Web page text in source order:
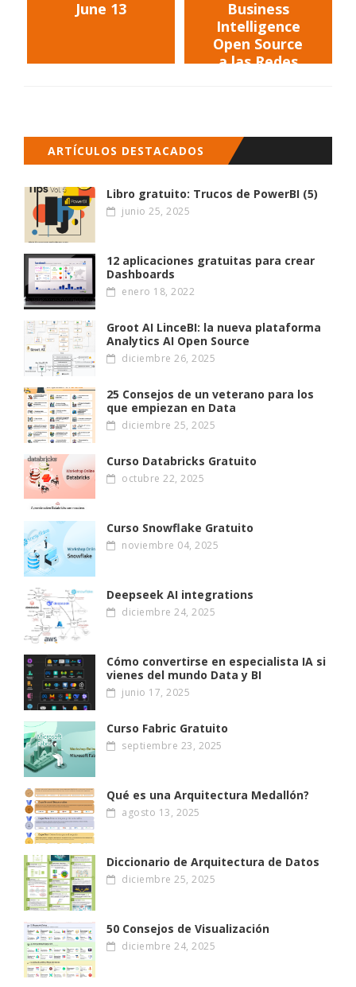
June 13
Business
Intelligence
Open Source
a las Redes
ARTÍCULOS DESTACADOS
Libro gratuito: Trucos de PowerBI (5)
junio 25, 2025
12 aplicaciones gratuitas para crear
Dashboards
enero 18, 2022
Groot AI LinceBI: la nueva plataforma
Analytics AI Open Source
diciembre 26, 2025
25 Consejos de un veterano para los
que empiezan en Data
diciembre 25, 2025
Curso Databricks Gratuito
octubre 22, 2025
Curso Snowflake Gratuito
noviembre 04, 2025
Deepseek AI integrations
diciembre 24, 2025
Cómo convertirse en especialista IA si
vienes del mundo Data y BI
junio 17, 2025
Curso Fabric Gratuito
septiembre 23, 2025
Qué es una Arquitectura Medallón?
agosto 13, 2025
Diccionario de Arquitectura de Datos
diciembre 25, 2025
50 Consejos de Visualización
diciembre 24, 2025